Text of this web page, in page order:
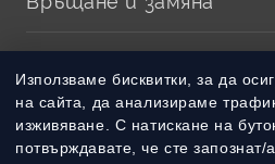
Използваме бисквитки, за да
на сайта, да анализираме
изживяване. С натискане на
потвърждавате, че сте запознат/
Методи на плащане
Методи на доставка